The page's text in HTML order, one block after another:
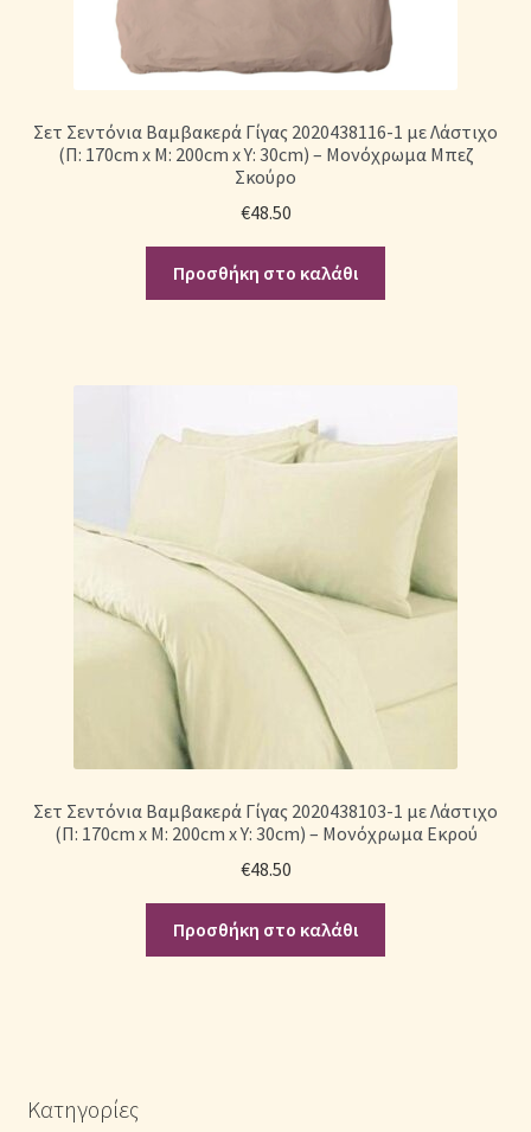
Σετ Σεντόνια Βαμβακερά Γίγας 2020438116-1 με Λάστιχο
(Π: 170cm x Μ: 200cm x Υ: 30cm) – Μονόχρωμα Μπεζ
Σκούρο
€48.50
Προσθήκη στο καλάθι
Σετ Σεντόνια Βαμβακερά Γίγας 2020438103-1 με Λάστιχο
(Π: 170cm x Μ: 200cm x Υ: 30cm) – Μονόχρωμα Εκρού
€48.50
Προσθήκη στο καλάθι
Κατηγορίες